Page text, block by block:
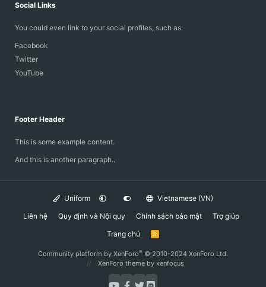
Social Links
You could even link to your social profiles, such as:
Facebook
Twitter
YouTube
Footer Header
This is some example content.
And this is another paragraph..
Uniform
Vietnamese (VN)
Liên hệ
Quy định và Nội quy Chính sách bảo mật
Trợ giúp
Trang chủ
R
Community platform by XenForo® © 2010-2024 XenForo Ltd.
XenForo theme by xenfocus